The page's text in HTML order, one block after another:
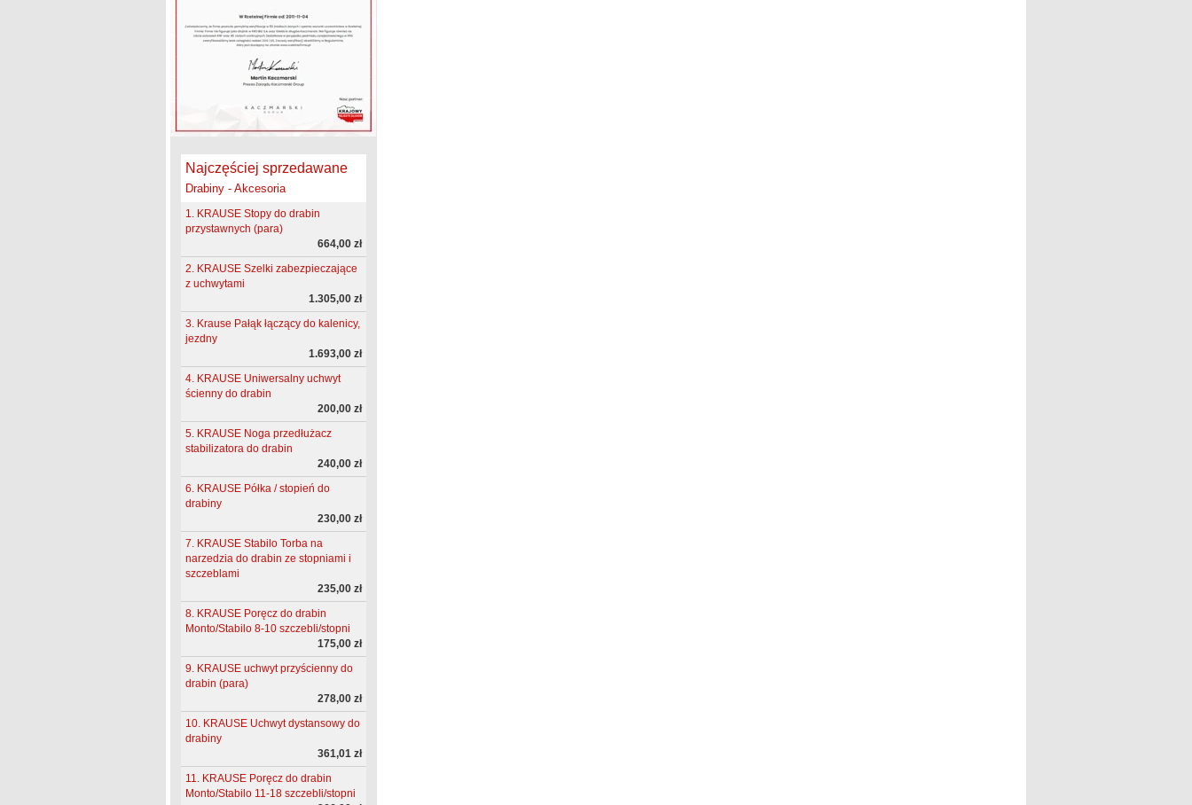
Najczęściej sprzedawane
Drabiny - Akcesoria
1. KRAUSE Stopy do drabin
przystawnych (para)
664,00 zł
2. KRAUSE Szelki zabezpieczające
z uchwytami
1.305,00 zł
3. Krause Pałąk łączący do kalenicy,
jezdny
1.693,00 zł
4. KRAUSE Uniwersalny uchwyt
ścienny do drabin
200,00 zł
5. KRAUSE Noga przedłużacz
stabilizatora do drabin
240,00 zł
6. KRAUSE Półka / stopień do
drabiny
230,00 zł
7. KRAUSE Stabilo Torba na
narzedzia do drabin ze stopniami i
szczeblami
235,00 zł
8. KRAUSE Poręcz do drabin
Monto/Stabilo 8-10 szczebli/stopni
175,00 zł
9. KRAUSE uchwyt przyścienny do
drabin (para)
278,00 zł
10. KRAUSE Uchwyt dystansowy do
drabiny
361,01 zł
11. KRAUSE Poręcz do drabin
Monto/Stabilo 11-18 szczebli/stopni